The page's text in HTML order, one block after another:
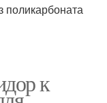
поликарбоната
к